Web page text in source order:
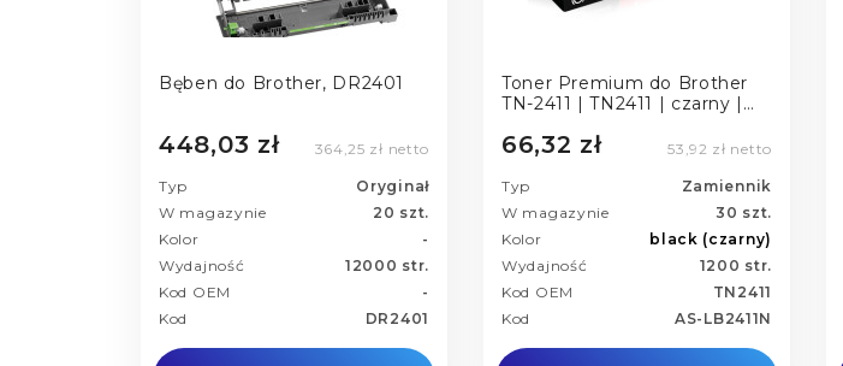
Bęben do Brother, DR2401
448,03 zł 364,25 zł netto
Typ
Oryginał
W magazynie
20 szt.
Kolor
-
Wydajność
12000 str.
Kod OEM
-
Kod
DR2401
Toner Premium do Brother
TN-2411 | TN2411 | czarny |
66,32 zł 53,92 zł netto
Typ
Zamiennik
W magazynie
30 szt.
Kolor
black (czarny)
Wydajność
1200 str.
Kod OEM
TN2411
Kod
AS-LB2411N